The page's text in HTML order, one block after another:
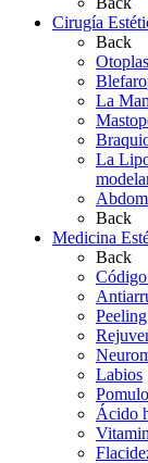
Cirugía
Back
La
La
Back
Medicina
Back
Labios
Ácido